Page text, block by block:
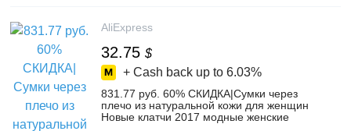
AliExpress
32.75 $
+ Cash back up to 6.03%
831.77 руб. 60% СКИДКА|Сумки через
плечо из натуральной кожи для женщин
Новые клатчи 2017 модные женские